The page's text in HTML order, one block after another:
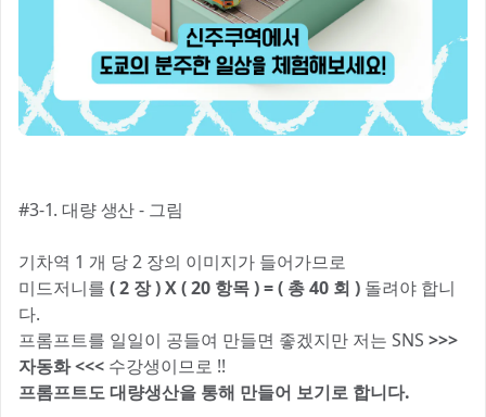
#3-1. 대량 생산 - 그림
기차역 1 개 당 2 장의 이미지가 들어가므로
미드저니를 ( 2 장 ) X ( 20 항목 ) = ( 총 40 회 ) 돌려야 합니
다.
프롬프트를 일일이 공들여 만들면 좋겠지만 저는 SNS >>>
자동화 <<< 수강생이므로 !!
프롬프트도 대량생산을 통해 만들어 보기로 합니다.